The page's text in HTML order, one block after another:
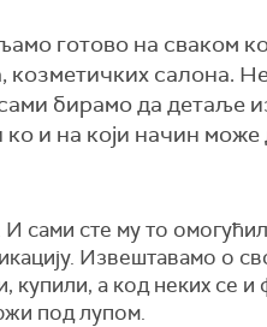
готово на сваком
козметичких салона.
бирамо да детаље
и на који начин
сами сте му то
Извештавамо о
а код неких се и
под лупом.